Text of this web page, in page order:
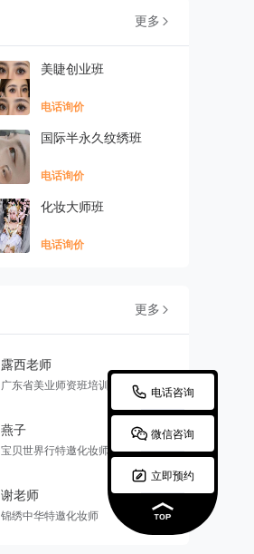
 电话咨询
 微信咨询
 立即预约
更多 
美睫创业班
电话询价
国际半永久纹绣班
电话询价
化妆大师班
电话询价
更多 
露西老师
广东省美业师资班培训老师
燕子
宝贝世界行特邀化妆师
谢老师
锦绣中华特邀化妆师